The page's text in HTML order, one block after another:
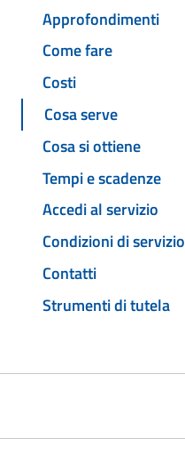
Approfondimenti
Come fare
Costi
Cosa serve
Cosa si ottiene
Tempi e scadenze
Accedi al servizio
Condizioni di servizio
Contatti
Strumenti di tutela